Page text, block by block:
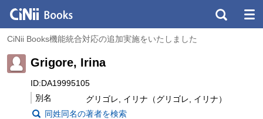
CiNii Books機能統合対応の追加実施をいたしました
Grigore, Irina
ID:DA19995105
別名
グリゴレ, イリナ（グリゴレ, イリナ）
同姓同名の著者を検索